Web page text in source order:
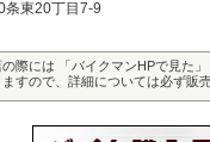
条東20丁目7-9
際には 「バイクマンHPで見た
すので、詳細については必ず販